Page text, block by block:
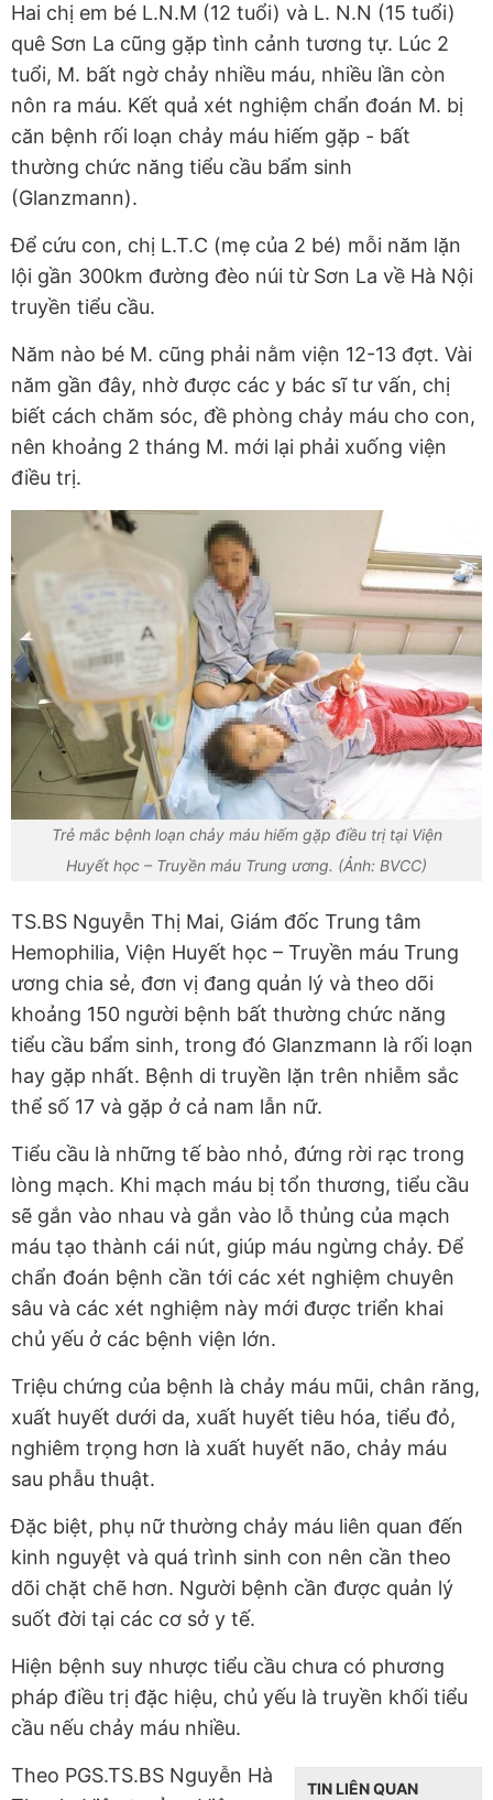
Hai chị em bé L.N.M (12 tuổi) và L. N.N (15 tuổi)
quê Sơn La cũng gặp tình cảnh tương tự. Lúc 2
tuổi, M. bất ngờ chảy nhiều máu, nhiều lần còn
nôn ra máu. Kết quả xét nghiệm chẩn đoán M. bị
căn bệnh rối loạn chảy máu hiếm gặp - bất
thường chức năng tiểu cầu bẩm sinh
(Glanzmann).
Để cứu con, chị L.T.C (mẹ của 2 bé) mỗi năm lặn
lội gần 300km đường đèo núi từ Sơn La về Hà Nội
truyền tiểu cầu.
Năm nào bé M. cũng phải nằm viện 12-13 đợt. Vài
năm gần đây, nhờ được các y bác sĩ tư vấn, chị
biết cách chăm sóc, đề phòng chảy máu cho con,
nên khoảng 2 tháng M. mới lại phải xuống viện
điều trị.
Trẻ mắc bệnh loạn chảy máu hiếm gặp điều trị tại Viện
Huyết học – Truyền máu Trung ương. (Ảnh: BVCC)
TS.BS Nguyễn Thị Mai, Giám đốc Trung tâm
Hemophilia, Viện Huyết học – Truyền máu Trung
ương chia sẻ, đơn vị đang quản lý và theo dõi
khoảng 150 người bệnh bất thường chức năng
tiểu cầu bẩm sinh, trong đó Glanzmann là rối loạn
hay gặp nhất. Bệnh di truyền lặn trên nhiễm sắc
thể số 17 và gặp ở cả nam lẫn nữ.
Tiểu cầu là những tế bào nhỏ, đứng rời rạc trong
lòng mạch. Khi mạch máu bị tổn thương, tiểu cầu
sẽ gắn vào nhau và gắn vào lỗ thủng của mạch
máu tạo thành cái nút, giúp máu ngừng chảy. Để
chẩn đoán bệnh cần tới các xét nghiệm chuyên
sâu và các xét nghiệm này mới được triển khai
chủ yếu ở các bệnh viện lớn.
Triệu chứng của bệnh là chảy máu mũi, chân răng,
xuất huyết dưới da, xuất huyết tiêu hóa, tiểu đỏ,
nghiêm trọng hơn là xuất huyết não, chảy máu
sau phẫu thuật.
Đặc biệt, phụ nữ thường chảy máu liên quan đến
kinh nguyệt và quá trình sinh con nên cần theo
dõi chặt chẽ hơn. Người bệnh cần được quản lý
suốt đời tại các cơ sở y tế.
Hiện bệnh suy nhược tiểu cầu chưa có phương
pháp điều trị đặc hiệu, chủ yếu là truyền khối tiểu
cầu nếu chảy máu nhiều.
TIN LIÊN QUAN
Theo PGS.TS.BS Nguyễn Hà